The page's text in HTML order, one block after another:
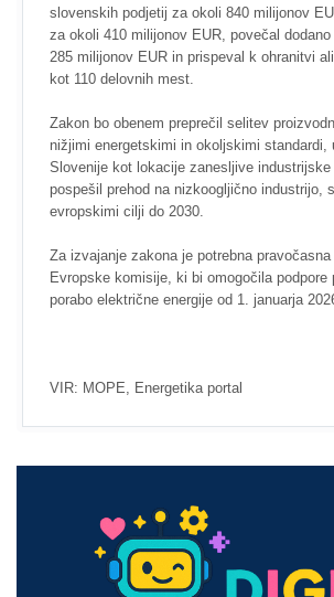
slovenskih podjetij za okoli 840 milijonov
za okoli 410 milijonov EUR, povečal
285 milijonov EUR in prispeval k ohranitvi
kot 110 delovnih mest.
Zakon bo obenem preprečil selitev
nižjimi energetskimi in okoljskimi standardi,
Slovenije kot lokacije zanesljive
pospešil prehod na nizkoogljično industrijo,
evropskimi cilji do 2030.
Za izvajanje zakona je potrebna
Evropske komisije, ki bi omogočila podpore
porabo električne energije od 1. januarja
VIR: MOPE, Energetika portal